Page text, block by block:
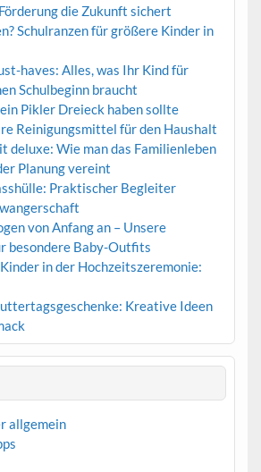
die Zukunft sichert
Schulranzen für größere Kinder in
haves: Alles, was Ihr Kind für
Schulbeginn braucht
Pikler Dreieck haben sollte
Reinigungsmittel für den Haushalt
deluxe: Wie man das Familienleben
Planung vereint
Praktischer Begleiter
von Anfang an – Unsere
besondere Baby-Outfits
in der Hochzeitszeremonie:
Kreative Ideen
allgemein